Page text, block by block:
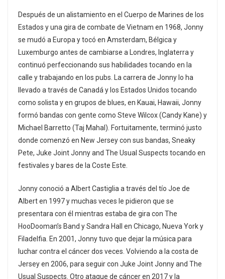
Después de un alistamiento en el Cuerpo de Marines de los
Estados y una gira de combate de Vietnam en 1968, Jonny
se mudó a Europa y tocó en Amsterdam, Bélgica y
Luxemburgo antes de cambiarse a Londres, Inglaterra y
continuó perfeccionando sus habilidades tocando en la
calle y trabajando en los pubs. La carrera de Jonny lo ha
llevado a través de Canadá y los Estados Unidos tocando
como solista y en grupos de blues, en Kauai, Hawaii, Jonny
formó bandas con gente como Steve Wilcox (Candy Kane) y
Michael Barretto (Taj Mahal). Fortuitamente, terminó justo
donde comenzó en New Jersey con sus bandas, Sneaky
Pete, Juke Joint Jonny and The Usual Suspects tocando en
festivales y bares de la Coste Este.
Jonny conoció a Albert Castiglia a través del tío Joe de
Albert en 1997 y muchas veces le pidieron que se
presentara con él mientras estaba de gira con The
HooDooman’s Band y Sandra Hall en Chicago, Nueva York y
Filadelfia. En 2001, Jonny tuvo que dejar la música para
luchar contra el cáncer dos veces. Volviendo a la costa de
Jersey en 2006, para seguir con Juke Joint Jonny and The
Usual Suspects. Otro ataque de cáncer en 2017 y la